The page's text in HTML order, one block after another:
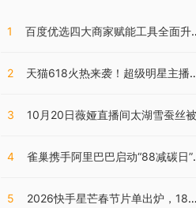
1 百度优选四大商家赋能工具全面升级，持续助推商家降本增效
2 天猫618火热来袭！超级明星主播阵容，共同助阵预售直播盛典
3 10月20日薇娅直播间太湖雪蚕丝被直播开售，开局大卖销量火爆!
4 雀巢携手阿里巴巴启动“88减碳日”，兴起咖啡低碳消费之风
5 2026快手星芒春节片单出炉，18部精品短剧陪伴老铁们过个戏瘾年